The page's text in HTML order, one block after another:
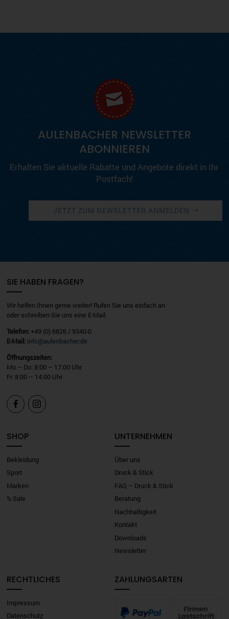
AULENBACHER NEWSLETTER
ABONNIEREN
Erhalten Sie aktuelle Rabatte und Angebote direkt in Ihr
Postfach!
JETZT ZUM NEWSLETTER ANMELDEN
SIE HABEN FRAGEN?
Wir helfen Ihnen gerne weiter! Rufen Sie uns einfach an
oder schreiben Sie uns eine E-Mail.
Telefon:+49 (0) 6826 / 9340-0
E-Mail: info@aulenbacher.de
Öffnungszeiten:
Mo – Do: 8:00 – 17:00 Uhr
Fr: 8:00 – 14:00 Uhr
 
SHOP
Bekleidung
Sport
Marken
% Sale
UNTERNEHMEN
Über uns
Druck & Stick
FAQ – Druck & Stick
Beratung
Nachhaltigkeit
Kontakt
Downloads
Newsletter
RECHTLICHES
Impressum
Datenschutz
ZAHLUNGSARTEN